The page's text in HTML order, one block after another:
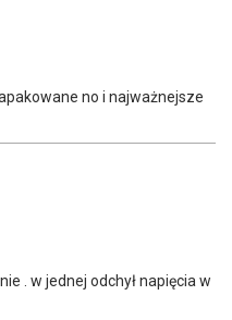
no i najważnejsze
. w jednej odchył napięcia w